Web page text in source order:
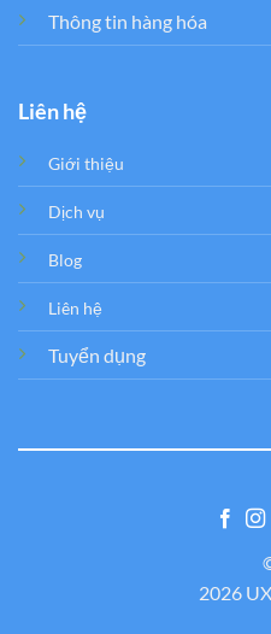
Thông tin hàng hóa
Liên hệ
Giới thiệu
Dịch vụ
Blog
Liên hệ
Tuyển dụng
2026